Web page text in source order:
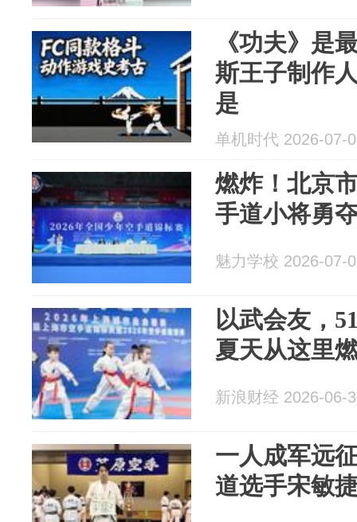
《功夫》是
斯王子制作
是
单机时代 2026-07-
燃炸！北京
手道小将勇
魅力学校 2026-07-
以武会友，
夏天从这里
新浪财经 2026-06-
一人成军远
道选手宋敏